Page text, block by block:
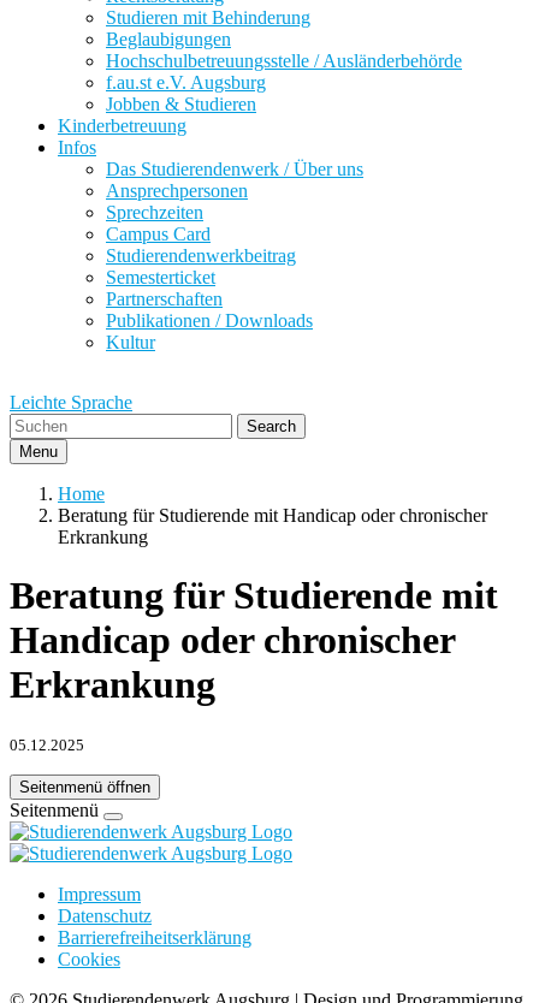
Studieren mit Behinderung
Beglaubigungen
Hochschulbetreuungsstelle / Ausländerbehörde
f.au.st e.V. Augsburg
Jobben & Studieren
Kinderbetreuung
Infos
Das Studierendenwerk / Über uns
Ansprechpersonen
Sprechzeiten
Campus Card
Studierendenwerkbeitrag
Semesterticket
Partnerschaften
Publikationen / Downloads
Kultur
Leichte Sprache
Search
Menu
Home
Beratung für Studierende mit Handicap oder chronischer
Erkrankung
Beratung für Studierende mit
Handicap oder chronischer
Erkrankung
05.12.2025
Seitenmenü öffnen
Seitenmenü
Impressum
Datenschutz
Barrierefreiheitserklärung
Cookies